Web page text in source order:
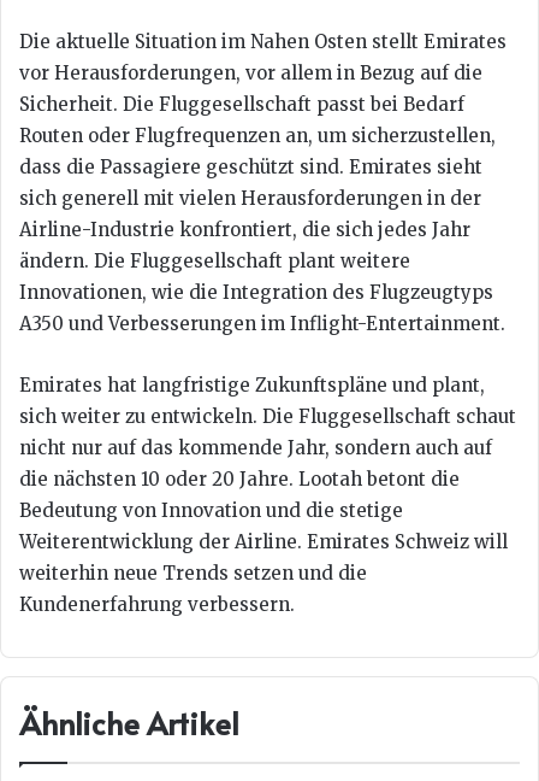
Die aktuelle Situation im Nahen Osten stellt Emirates
vor Herausforderungen, vor allem in Bezug auf die
Sicherheit. Die Fluggesellschaft passt bei Bedarf
Routen oder Flugfrequenzen an, um sicherzustellen,
dass die Passagiere geschützt sind. Emirates sieht
sich generell mit vielen Herausforderungen in der
Airline-Industrie konfrontiert, die sich jedes Jahr
ändern. Die Fluggesellschaft plant weitere
Innovationen, wie die Integration des Flugzeugtyps
A350 und Verbesserungen im Inflight-Entertainment.
Emirates hat langfristige Zukunftspläne und plant,
sich weiter zu entwickeln. Die Fluggesellschaft schaut
nicht nur auf das kommende Jahr, sondern auch auf
die nächsten 10 oder 20 Jahre. Lootah betont die
Bedeutung von Innovation und die stetige
Weiterentwicklung der Airline. Emirates Schweiz will
weiterhin neue Trends setzen und die
Kundenerfahrung verbessern.
Ähnliche Artikel